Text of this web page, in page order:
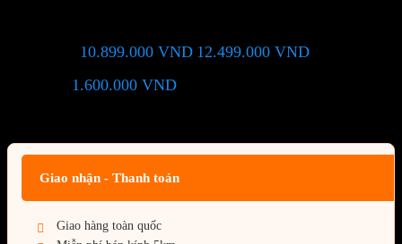
10.899.000 VND 12.499.000 VND
1.600.000 VND
Giao nhận - Thanh toán
Giao hàng toàn quốc